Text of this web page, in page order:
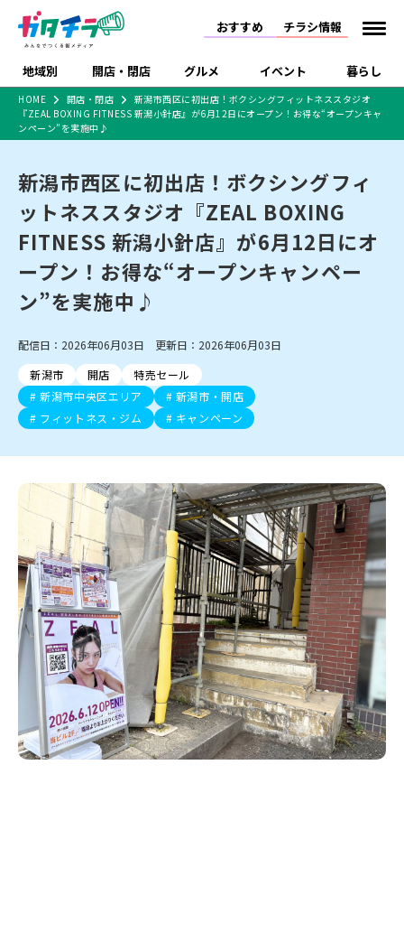
おすすめ チラシ情報
地域別 開店・閉店 グルメ イベント 暮らし
中越 上越
佐渡
新潟市中央区 新潟市東区 新潟市西区
新潟市南区
新潟市江南区 新潟市秋葉区
長岡・見附
小千谷・十日町・津南
魚沼・南魚沼・湯沢
柏崎・刈羽・出雲崎
上越・妙高・糸魚川
リニューアル・移転 休業 開店まとめ
閉店まとめ
新潟市・開店
新潟市・閉店
長岡市・開店
長岡市・閉店
ラーメン・開店
ラーメン・閉店
和食 洋食
スイーツ
ご当地グルメ 食べ歩き テイクアウト
カフェ
居酒屋・バー 焼肉
パスタ
日本酒・新潟清酒
ワイン・クラフトビール
ケーキ・パフェ
ビアガーデン・暑気払い
忘新年会・歓送迎会
趣味・展示会 ライブ・コンサート
スポーツ
セミナー・講演会 子ども向け 花火大会
住宅展示場
完成見学会 学生スポーツ
店
食品メーカー・県産
品
習い事・塾 アパレル・雑貨
観光スポット
温泉・入浴 ホテル
リラクゼーション・整体
スキー場
病院・クリニック
イオンモール
ラブラ万代・ラブラ2
ビルボードプレイスBP
新潟伊勢丹
特売セール
特集・まとめ記事
セツコママ ランキング 新潟人
キャンペーン
開店まとめ
閉店まとめ
食品スーパー・コンビ
ニ
戸建住宅・マンショ
ショッピングモール・
大型施設
ドラッグストア・ホーム
センター
ファッション 生活サービス
インテリア・雑貨
外食・テイクアウト
新車・中古車・カー用品
旅行・レジャー
冠婚葬祭
習い事・塾 通販・EC
官公庁・自治体
新潟市 チラシ
長岡・見附 チラシ
周年祭・感謝祭セール
年末・初売りセール
HOME 開店・閉店
新潟市西区に初出店！ボクシングフィットネススタジオ
『ZEAL BOXING FITNESS 新潟小針店』が6月12日にオープン！お得な“オープンキャ
ンペーン”を実施中♪
新潟市西区に初出店！ボクシングフィ
ットネススタジオ『ZEAL BOXING
FITNESS 新潟小針店』が6月12日にオ
ープン！お得な“オープンキャンペー
ン”を実施中♪
配信日：2026年06月03日 更新日：2026年06月03日
新潟市
開店
特売セール
新潟市中央区エリア
新潟市・開店
フィットネス・ジム
キャンペーン